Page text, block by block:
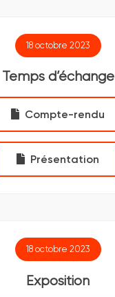
18 octobre 2023
Temps d’échange
Compte-rendu
Présentation
18 octobre 2023
Exposition